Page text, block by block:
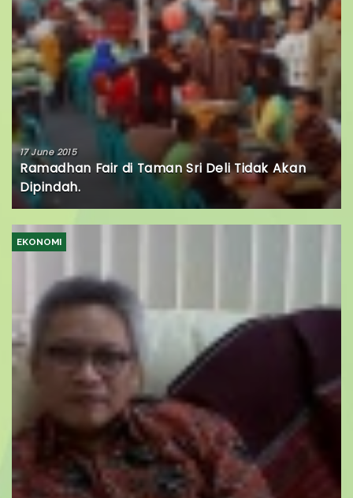
17 June 2015
Ramadhan Fair di Taman Sri Deli Tidak Akan
Dipindah.
EKONOMI